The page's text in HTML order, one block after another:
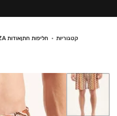
קטגוריות חליפות חתןאודות MIRZA